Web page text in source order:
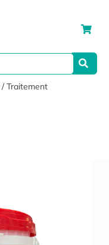
/Traitement